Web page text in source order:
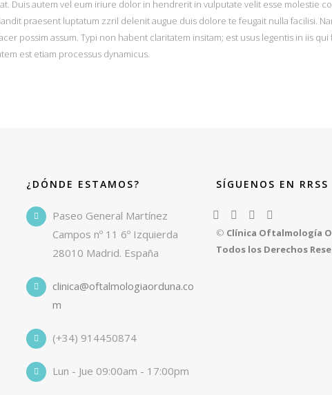
Duis autem vel eum iriure dolor in hendrerit in vulputate velit esse molestie
praesent luptatum zzril delenit augue duis dolore te feugait nulla facilisi.
possim assum. Typi non habent claritatem insitam; est usus legentis in iis qui
est etiam processus dynamicus.
¿DÓNDE ESTAMOS?
Paseo General Martínez
Campos nº 11 6º Izquierda
28010 Madrid. España
clinica@oftalmologiaorduna.co
m
(+34) 914450874
Lun - Jue 09:00am - 17:00pm
SÍGUENOS EN RRSS
© Clínica Oftalmología
Todos los Derechos